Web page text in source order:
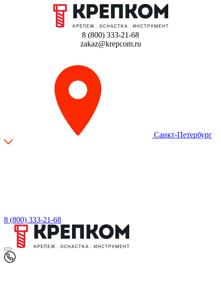
8 (800) 333-21-68
zakaz@krepcom.ru
Санкт-Петербург
8 (800) 333-21-68